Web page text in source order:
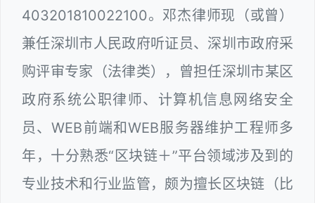
403201810022100。邓杰律师现（或曾）
兼任深圳市人民政府听证员、深圳市政府采
购评审专家（法律类），曾担任深圳市某区
政府系统公职律师、计算机信息网络安全
员、WEB前端和WEB服务器维护工程师多
年，十分熟悉“区块链＋”平台领域涉及到的
专业技术和行业监管，颇为擅长区块链（比